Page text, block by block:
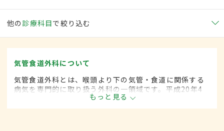
他の 診療科目で絞り込む
気管食道外科について
気管食道外科とは、喉頭より下の気管・食道に関係する
病気を専門的に取り扱う外科の一領域です。平成20年4
月の制度改正前は、気管食道科と呼ばれていました。
もっと見る